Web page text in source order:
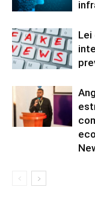
Lei